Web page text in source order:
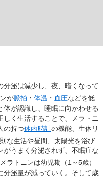
分泌は減少し、夜、暗くなって
が脈拍 ・ 体温 ・ 血圧などを低
が認識し、睡眠に向かわせる
く生活することで、メラトニ
の持つ体内時計の機能、生体リ
な生活や昼間、太陽光を浴び
がうまく分泌されず、不眠症な
ラトニンは幼児期（1～5歳）
分泌量が減っていく。そして歳